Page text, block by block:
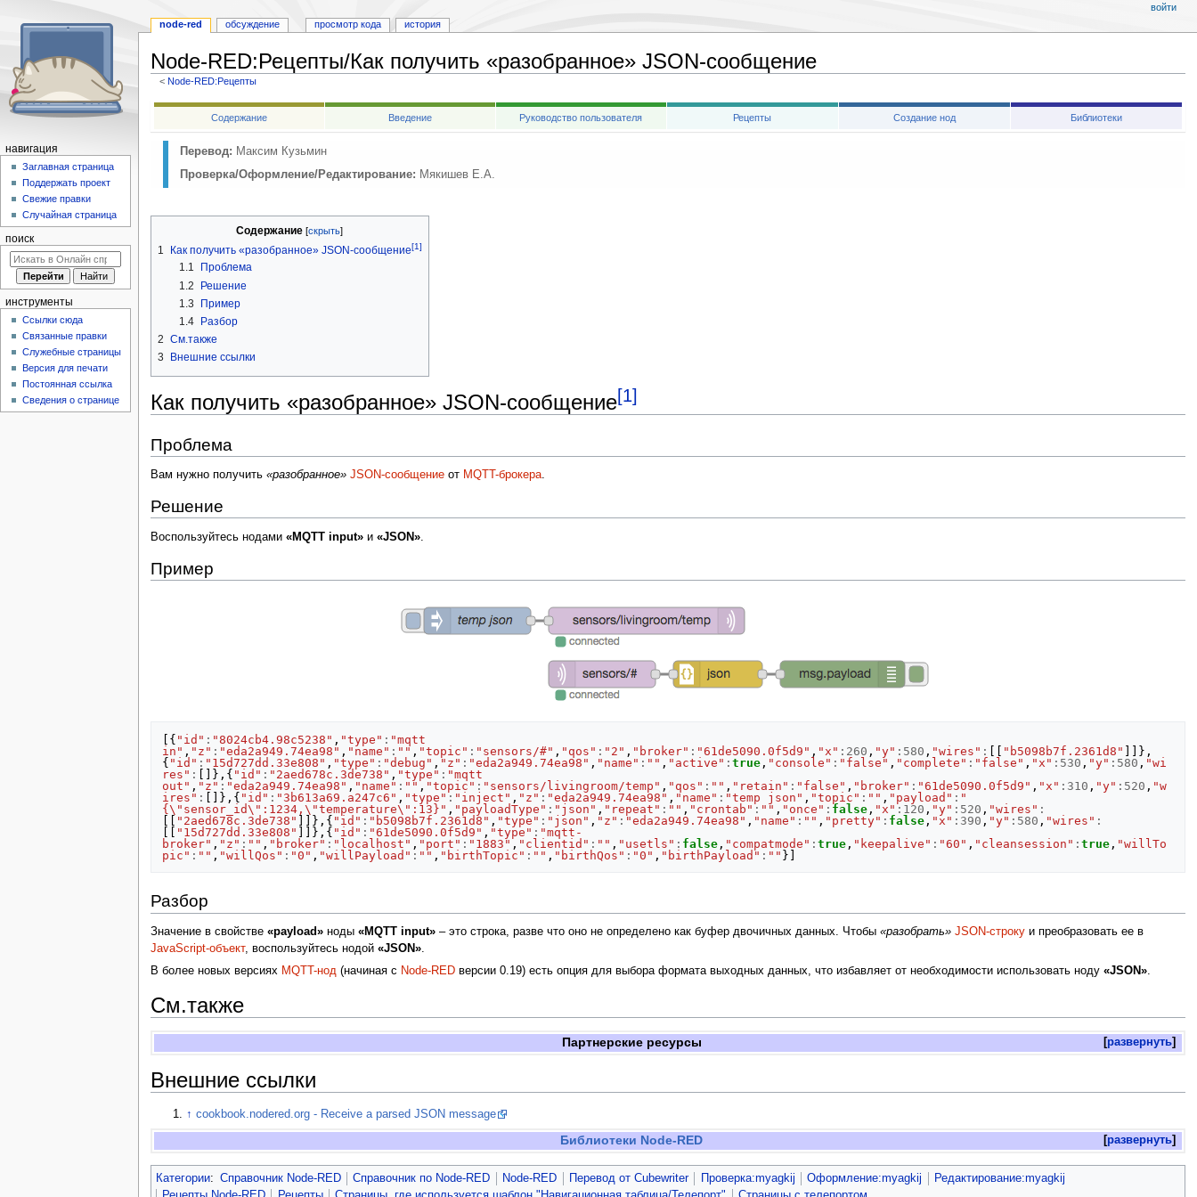
Node-RED:Рецепты/Как получить «разобранное» JSON-сообщение
< Node-RED:Рецепты
Перейти
навигации
Перейти
поиску
Содержание Введение Руководство пользователя Рецепты Создание нод Библиотеки
Перевод: Максим Кузьмин
Проверка/Оформление/Редактирование: Мякишев Е.А.
Содержание
1
Как получить «разобранное» JSON-сообщение[1]
1.1
Проблема
1.2
Решение
1.3
Пример
1.4
Разбор
2 См.также
3
Внешние ссылки
Как получить «разобранное» JSON-сообщение[1]
Проблема
Вам нужно получить «разобранное» JSON-сообщениеот MQTT-брокера.
Решение
Воспользуйтесь нодами «MQTT input»и «JSON».
Пример
[{ "id" : "8024cb4.98c5238" , "type" : "mqtt
in" , "z" : "eda2a949.74ea98" , "name" : "" , "topic" : "sensors/#" , "qos" : "2" , "broker" : "61de5090.0f5d9" , "x" : 260 , "y" : 580 , "wires" : [[ "b5098b7f.2361d8" ]]},
{ "id" : "15d727dd.33e808" , "type" : "debug" , "z" : "eda2a949.74ea98" , "name" : "" , "active" :true , "console" : "false" , "complete" : "false" , "x" : 530 , "y" : 580 , "wi
res" : []},{ "id" : "2aed678c.3de738" , "type" : "mqtt
out" , "z" : "eda2a949.74ea98" , "name" : "" , "topic" : "sensors/livingroom/temp" , "qos" : "" , "retain" : "false" , "broker" : "61de5090.0f5d9" , "x" : 310 , "y" : 520 , "w
ires" : []},{ "id" : "3b613a69.a247c6" , "type" : "inject" , "z" : "eda2a949.74ea98" , "name" : "temp json" , "topic" : "" , "payload" : "
{\"sensor_id\":1234,\"temperature\":13}" , "payloadType" : "json" , "repeat" : "" , "crontab" : "" , "once" : false , "x" : 120 , "y" : 520 , "wires" :
[[ "2aed678c.3de738" ]]},{ "id" : "b5098b7f.2361d8" , "type" : "json" , "z" : "eda2a949.74ea98" , "name" : "" , "pretty" : false , "x" : 390 , "y" : 580 , "wires" :
[[ "15d727dd.33e808" ]]},{ "id" : "61de5090.0f5d9" , "type" : "mqtt-
broker" , "z" : "" , "broker" : "localhost" , "port" : "1883" , "clientid" : "" , "usetls" : false , "compatmode" :true , "keepalive" : "60" , "cleansession" :true , "willTo
pic" : "" , "willQos" : "0" , "willPayload" : "" , "birthTopic" : "" , "birthQos" : "0" , "birthPayload" : "" }]
Разбор
Значение в свойстве «payload»ноды «MQTT input»– это строка, разве что оно не определено как буфер двочичных данных. Чтобы «разобрать» JSON-строкуи преобразовать ее в
JavaScript-объект, воспользуйтесь нодой «JSON».
В более новых версиях MQTT-нод(начиная с Node-REDверсии 0.19) есть опция для выбора формата выходных данных, что избавляет от необходимости использовать ноду «JSON».
См.также
развернуть
Партнерские ресурсы
Внешние ссылки
↑ cookbook.nodered.org - Receive a parsed JSON message
развернуть
Библиотеки Node-RED
Категории: Справочник Node-RED Справочник по Node-RED Node-RED Перевод от Сubewriter Проверка:myagkij Оформление:myagkij
Редактирование:myagkij
node-red обсуждение просмотр кода история
войти
навигация
Заглавная страница
Поддержать проект
Свежие правки
Случайная страница
поиск
инструменты
Ссылки сюда
Связанные правки
Служебные страницы
Версия для печати
Постоянная ссылка
Сведения о странице